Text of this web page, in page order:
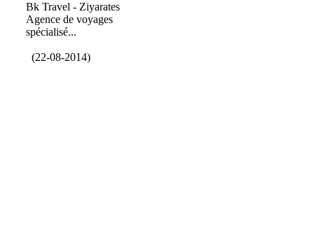
Bk Travel - Ziyarates
Agence de voyages
spécialisé...
(22-08-2014)